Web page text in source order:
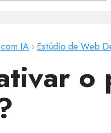
IA › Estúdio de Web
o